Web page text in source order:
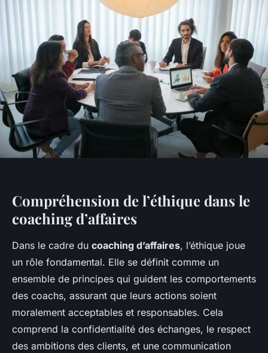
Compréhension de l’éthique dans le
coaching d’affaires
Dans le cadre du coaching d’affaires, l’éthique joue
un rôle fondamental. Elle se définit comme un
ensemble de principes qui guident les comportements
des coachs, assurant que leurs actions soient
moralement acceptables et responsables. Cela
comprend la confidentialité des échanges, le respect
des ambitions des clients, et une communication